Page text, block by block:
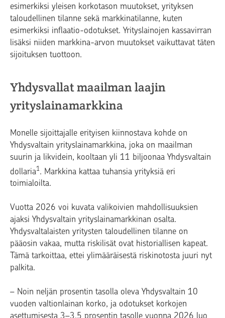
esimerkiksi yleisen korkotason muutokset, yrityksen
taloudellinen tilanne sekä markkinatilanne, kuten
esimerkiksi inflaatio-odotukset. Yrityslainojen kassavirran
lisäksi niiden markkina-arvon muutokset vaikuttavat täten
sijoituksen tuottoon.
Yhdysvallat maailman laajin
yrityslainamarkkina
Monelle sijoittajalle erityisen kiinnostava kohde on
Yhdysvaltain yrityslainamarkkina, joka on maailman
suurin ja likvidein, kooltaan yli 11 biljoonaa Yhdysvaltain
dollaria1 . Markkina kattaa tuhansia yrityksiä eri
toimialoilta.
Vuotta 2026 voi kuvata valikoivien mahdollisuuksien
ajaksi Yhdysvaltain yrityslainamarkkinan osalta.
Yhdysvaltalaisten yritysten taloudellinen tilanne on
pääosin vakaa, mutta riskilisät ovat historiallisen kapeat.
Tämä tarkoittaa, ettei ylimääräisestä riskinotosta juuri nyt
palkita.
– Noin neljän prosentin tasolla oleva Yhdysvaltain 10
vuoden valtionlainan korko, ja odotukset korkojen
asettumisesta 3–3,5 prosentin tasolle vuonna 2026 luo